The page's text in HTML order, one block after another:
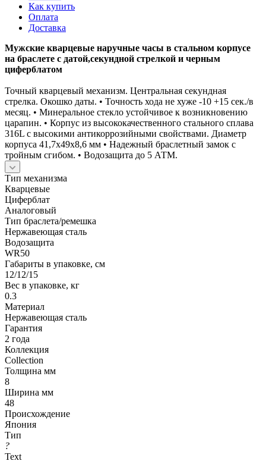
Как купить
Оплата
Доставка
Мужские кварцевые наручные часы в стальном корпусе
на браслете с датой,секундной стрелкой и черным
циферблатом
Точный кварцевый механизм. Центральная секундная
стрелка. Окошко даты. • Точность хода не хуже -10 +15 сек./в
месяц. • Минеральное стекло устойчивое к возникновению
царапин. • Корпус из высококачественного стального сплава
316L с высокими антикоррозийными свойствами. Диаметр
корпуса 41,7x49x8,6 мм • Надежный браслетный замок с
тройным сгибом. • Водозащита до 5 АТМ.
Тип механизма
Кварцевые
Циферблат
Аналоговый
Тип браслета/ремешка
Нержавеющая сталь
Водозащита
WR50
Габариты в упаковке, см
12/12/15
Вес в упаковке, кг
0.3
Материал
Нержавеющая сталь
Гарантия
2 года
Коллекция
Collection
Толщина мм
8
Ширина мм
48
Происхождение
Япония
Тип
?
Text